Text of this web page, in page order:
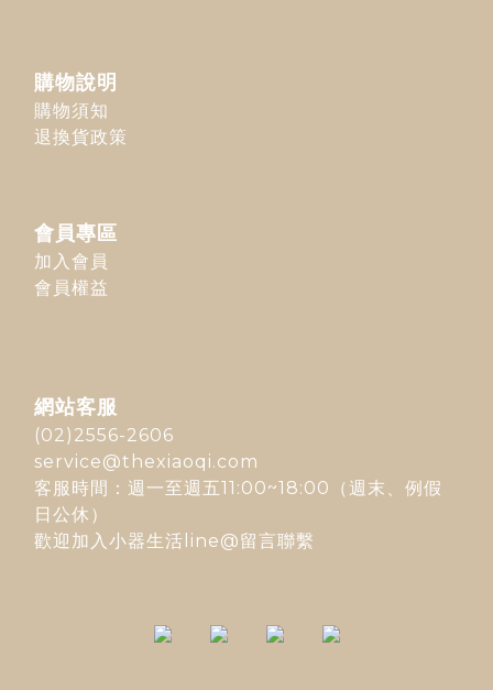
購物說明
購物須知
退換貨政策
會員專區
加入會員
會員權益
網站客服
(02)2556-2606
service@thexiaoqi.com
客服時間：週一至週五11:00~18:00（週末、例假
日公休）
歡迎加入 小器生活line@留言聯繫